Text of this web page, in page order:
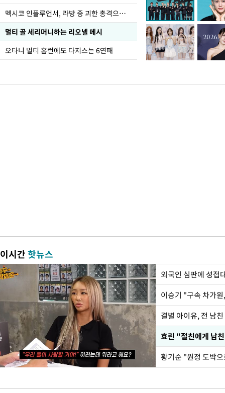
멕시코 인플루언서, 라방 중 괴한 총격으로 사망
멀티 골 세리머니하는 리오넬 메시
오타니 멀티 홈런에도 다저스는 6연패
이시간핫뉴스
외국인 심판에 성
이승기 "구속 차가
결별 아이유, 전 남
효린 "절친에게 남
황기순 "원정 도박